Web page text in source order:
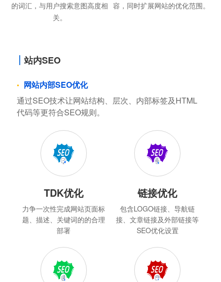
的词汇，与用户搜索意图高度相
关。
容，同时扩展网站的优化范围。
站内SEO
网站内部SEO优化
通过SEO技术让网站结构、层次、内部标签及HTML
代码等更符合SEO规则。
TDK优化
力争一次性完成网站页面标
题、描述、关键词的的合理
部署
链接优化
包含LOGO链接、导航链
接、文章链接及外部链接等
SEO优化设置